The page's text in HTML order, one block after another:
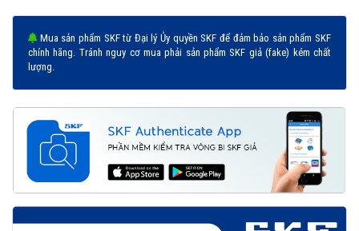
Vòng bi 61912 được phân phối chính hãng
Đại lý ủy quyền SKF chính hãng - SKF Authorized Distributor
Hotline 24/7:
076 66 55 386 0961 633 389
0763 356
999
Mua sản phẩm SKF từ Đại lý Ủy quyền SKF để đảm bảo sản phẩm SKF
chính hãng. Tránh nguy cơ mua phải sản phẩm SKF giả (fake) kém chất
lượng.